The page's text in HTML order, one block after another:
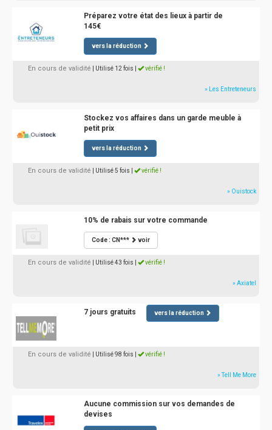
Préparez votre état des lieux à partir de
145€
vers la réduction
En cours de validité | Utilisé 12 fois vérifié !
» Les Entreteneurs
Stockez vos affaires dans un garde meuble à
petit prix
vers la réduction
En cours de validité | Utilisé 5 fois vérifié !
» Ouistock
10% de rabais sur votre commande
Code : CN*** voir
En cours de validité | Utilisé 43 fois vérifié !
» Axiatel
7 jours gratuits vers la réduction
En cours de validité | Utilisé 98 fois vérifié !
» Tell Me More
Aucune commission sur vos demandes de
devises